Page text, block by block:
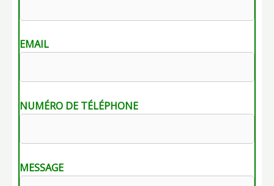
EMAIL
NUMÉRO DE TÉLÉPHONE
MESSAGE